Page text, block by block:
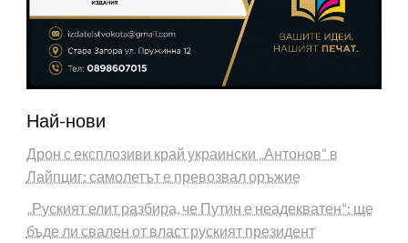
Най-нови
Дрон с експлозиви край украински „Антонов“ в
Лайпциг: самолетът е превозвал оръжие
„Руският елит разбира, че Путин е неадекватен“: ще
бъде ли свален от власт руският президент